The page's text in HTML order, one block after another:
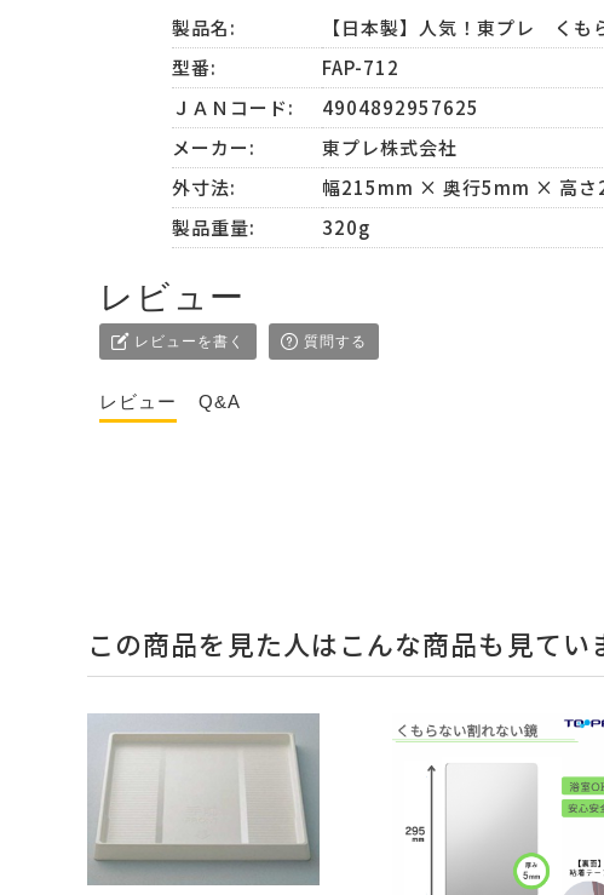
製品名:
【日本製】人気！東プレ くも
型番:
FAP-712
ＪＡＮコード:
4904892957625
メーカー:
東プレ株式会社
外寸法:
幅215mm × 奥行5mm × 高さ
製品重量:
320g
レビュー
レビューを書く 質問する
レビュー Q&A
この商品を見た人はこんな商品も見てい